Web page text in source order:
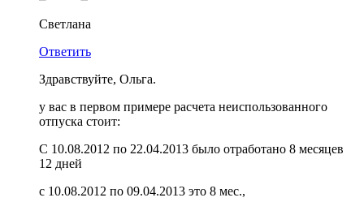
Светлана
Ответить
Здравствуйте, Ольга.
у вас в первом примере расчета неиспользованного
отпуска стоит:
С 10.08.2012 по 22.04.2013 было отработано 8 месяцев
12 дней
с 10.08.2012 по 09.04.2013 это 8 мес.,